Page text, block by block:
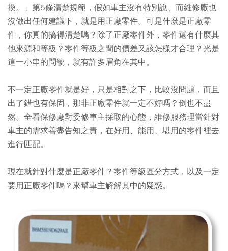
換。」第5條清楚規範，假如車主沒有特別說、而維修廠也
沒做出任何建議下，就是用正廠零件。可是什麼是正廠零
件，你真的搞得清楚嗎？除了正廠零件外，零件還有什麼其
他來源和等級？零件等級之間的價差又該怎樣才合理？光是
這一小串的問號，就有許多眉角在其中。
不一定正廠零件就是好，只是相對之下，比較沒問題，而且
出了錯也有保固，那非正廠零件就一定不好嗎？倒也不盡
然。全看保修廠對委修車主採取的心態，維修服務理當針對
車主的需求善盡告知之責，在好用、能用、堪用的零件裡去
進行匹配。
現在就針對什麼是正廠零件？零件等級區分方式，以及一定
要用正廠零件嗎？來幫車主解解其中的疑惑。